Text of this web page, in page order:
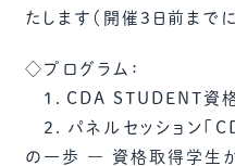
たします（開催3日前までに
◇プログラム：
1．CDA STUDENT資
2．パネルセッション「
の一歩 ― 資格取得学生